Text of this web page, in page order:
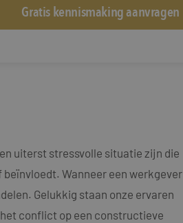
uiterst stressvolle situatie zijn die
Wanneer een werkgever
Gelukkig staan onze ervaren
conflict op een constructieve